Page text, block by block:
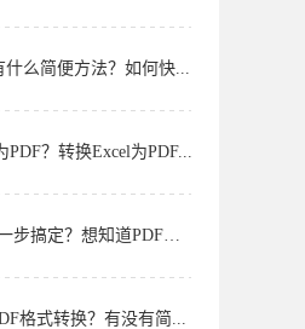
什么简便方法？如何快...
PDF？转换Excel为PDF...
搞定？想知道PDF怎样...
格式转换？有没有简...